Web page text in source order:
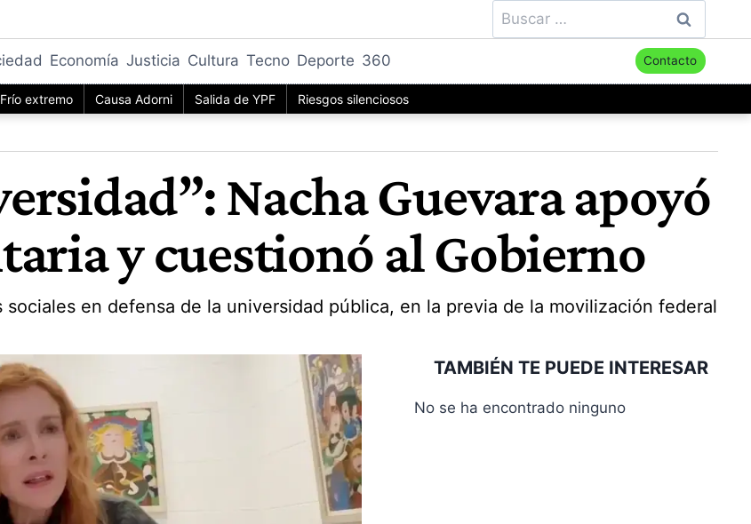
Buscar:
Economía Justicia Cultura Tecno Deporte 360 Contacto
Frío extremo Causa Adorni Salida de YPF Riesgos silenciosos
Nacha Guevara apoyó
y cuestionó al Gobierno
en defensa de la universidad pública, en la previa de la movilización federal
TAMBIÉN TE PUEDE INTERESAR
No se ha encontrado ninguno